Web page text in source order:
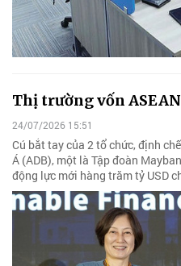
Thị trường vốn
24/07/2026 15:51
Cú bắt tay của 2 tổ chức, định
Á (ADB), một là Tập đoàn
động lực mới hàng trăm tỷ USD